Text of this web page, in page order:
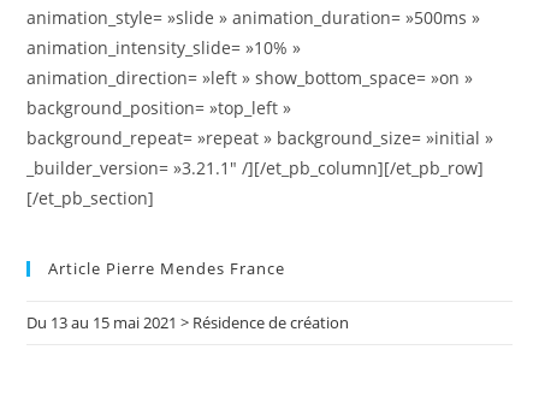
animation_style= »slide » animation_duration= »500ms »
animation_intensity_slide= »10% »
animation_direction= »left » show_bottom_space= »on »
background_position= »top_left »
background_repeat= »repeat » background_size= »initial »
_builder_version= »3.21.1″ /][/et_pb_column][/et_pb_row]
[/et_pb_section]
Article Pierre Mendes France
Du 13 au 15 mai 2021 > Résidence de création